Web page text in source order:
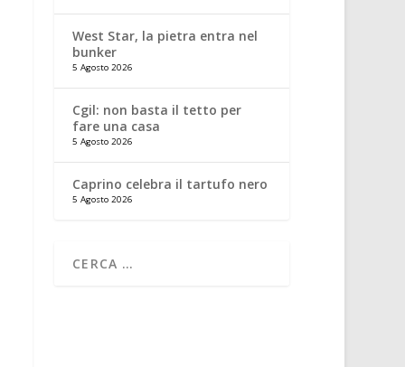
West Star, la pietra entra nel
bunker
5 Agosto 2026
Cgil: non basta il tetto per
fare una casa
5 Agosto 2026
Caprino celebra il tartufo nero
5 Agosto 2026